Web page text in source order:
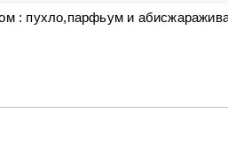
: пухло,парфьум и